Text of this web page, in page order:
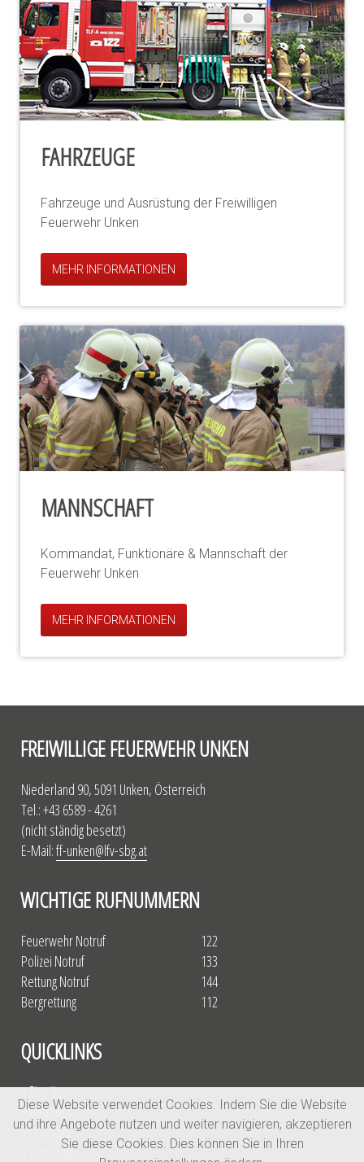
FAHRZEUGE
Fahrzeuge und Ausrüstung der Freiwilligen
Feuerwehr Unken
MEHR INFORMATIONEN
MANNSCHAFT
Kommandat, Funktionäre & Mannschaft der
Feuerwehr Unken
MEHR INFORMATIONEN
FREIWILLIGE FEUERWEHR UNKEN
Niederland 90, 5091 Unken, Österreich
Tel.: +43 6589 - 4261
(nicht ständig besetzt)
E-Mail:ff-unken@lfv-sbg.at
WICHTIGE RUFNUMMERN
Feuerwehr Notruf
Polizei Notruf
Rettung Notruf
Bergrettung
122
133
144
112
QUICKLINKS
» Einsätze
» Aktuelles
» Übungen
» Fahrzeuge
Diese Website verwendet Cookies. Indem Sie die Website
und ihre Angebote nutzen und weiter navigieren, akzeptieren
Sie diese Cookies. Dies können Sie in Ihren